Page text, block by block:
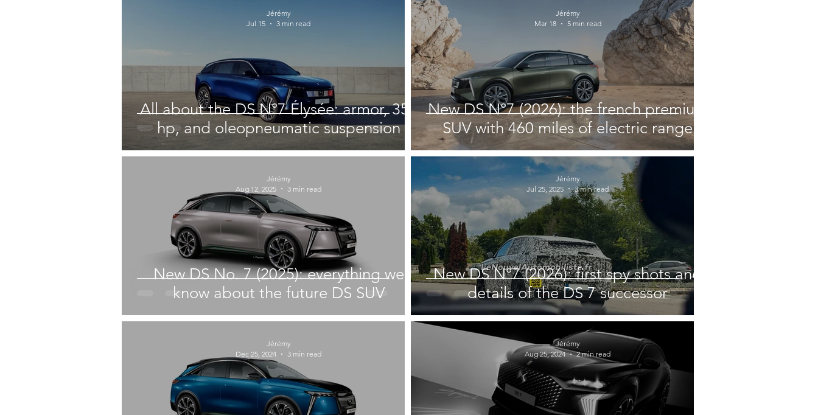
All about the DS N°7 Élysée: armor, 350
hp, and oleopneumatic suspension
Jérémy
Jul 15
3 min read
New DS N°7 (2026): the french premium
SUV with 460 miles of electric range
Jérémy
Mar 18
5 min read
New DS No. 7 (2025): everything we
know about the future DS SUV
Jérémy
Aug 12, 2025
3 min read
New DS N°7 (2026): first spy shots and
details of the DS 7 successor
Jérémy
Jul 25, 2025
3 min read
Jérémy
Dec 25, 2024
3 min read
Jérémy
Aug 25, 2024
2 min read